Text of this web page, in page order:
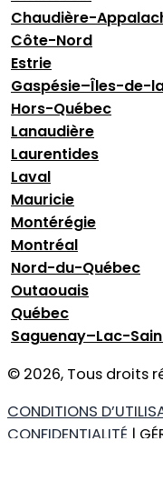
Chaudière-
Côte-Nord
Estrie
Gaspésie–Îles-de-
Hors-Québec
Lanaudière
Laurentides
Laval
Mauricie
Montérégie
Montréal
Nord-du-Québec
Outaouais
Québec
Saguenay–Lac-
© 2026, Tous droits
CONDITIONS
CONFIDENTIALITÉ |